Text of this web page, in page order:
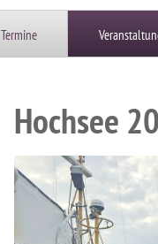
Termine
Hochsee